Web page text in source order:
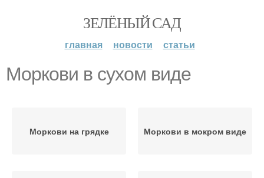
ЗЕЛЁНЫЙ САД
главная новости статьи
Моркови в сухом виде
Моркови на грядке Моркови в мокром виде